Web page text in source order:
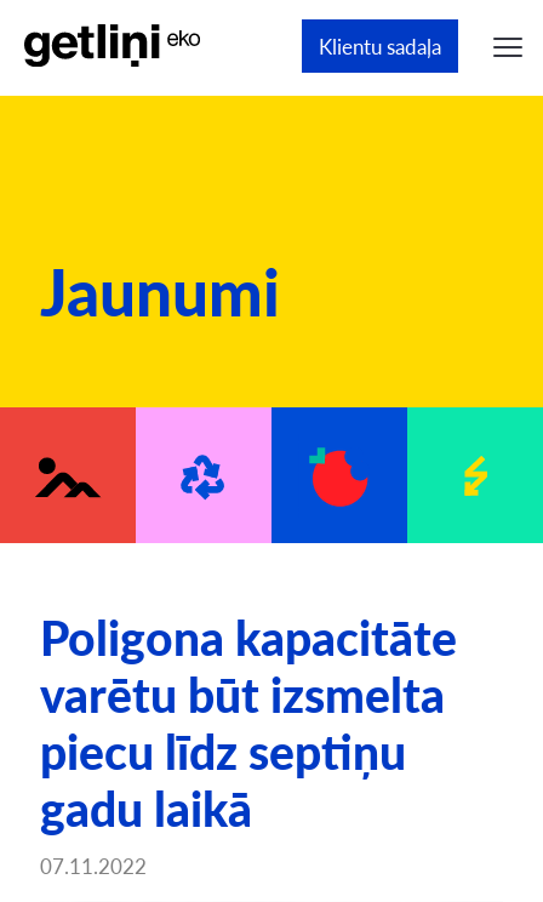
Klientu sadaļa
Jaunumi
Poligona kapacitāte
varētu būt izsmelta
piecu līdz septiņu
gadu laikā
07.11.2022